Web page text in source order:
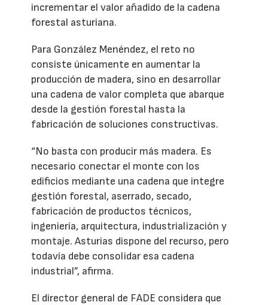
incrementar el valor añadido de la cadena
forestal asturiana.
Para González Menéndez, el reto no
consiste únicamente en aumentar la
producción de madera, sino en desarrollar
una cadena de valor completa que abarque
desde la gestión forestal hasta la
fabricación de soluciones constructivas.
“No basta con producir más madera. Es
necesario conectar el monte con los
edificios mediante una cadena que integre
gestión forestal, aserrado, secado,
fabricación de productos técnicos,
ingeniería, arquitectura, industrialización y
montaje. Asturias dispone del recurso, pero
todavía debe consolidar esa cadena
industrial”, afirma.
El director general de FADE considera que